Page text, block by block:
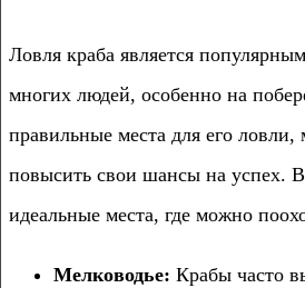
Ловля краба является
многих людей, особенно на
правильные места для его ловли,
повысить свои шансы на успех.
идеальные места, где можно
Мелководье: Крабы часто